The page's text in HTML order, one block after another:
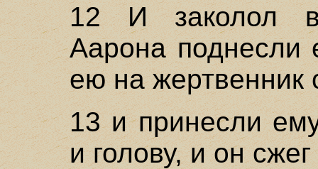
12 И заколол
Аарона поднесли
ею на жертвенник
13 и принесли
и голову, и он